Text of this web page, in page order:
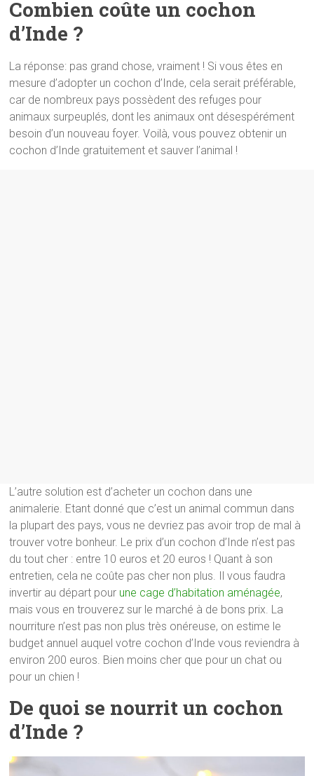
Combien coûte un cochon
d’Inde ?
La réponse: pas grand chose, vraiment ! Si vous êtes en
mesure d’adopter un cochon d’Inde, cela serait préférable,
car de nombreux pays possèdent des refuges pour
animaux surpeuplés, dont les animaux ont désespérément
besoin d’un nouveau foyer. Voilà, vous pouvez obtenir un
cochon d’Inde gratuitement et sauver l’animal !
L’autre solution est d’acheter un cochon dans une
animalerie. Etant donné que c’est un animal commun dans
la plupart des pays, vous ne devriez pas avoir trop de mal à
trouver votre bonheur. Le prix d’un cochon d’Inde n’est pas
du tout cher : entre 10 euros et 20 euros ! Quant à son
entretien, cela ne coûte pas cher non plus. Il vous faudra
invertir au départ pour une cage d’habitation aménagée,
mais vous en trouverez sur le marché à de bons prix. La
nourriture n’est pas non plus très onéreuse, on estime le
budget annuel auquel votre cochon d’Inde vous reviendra à
environ 200 euros. Bien moins cher que pour un chat ou
pour un chien !
De quoi se nourrit un cochon
d’Inde ?